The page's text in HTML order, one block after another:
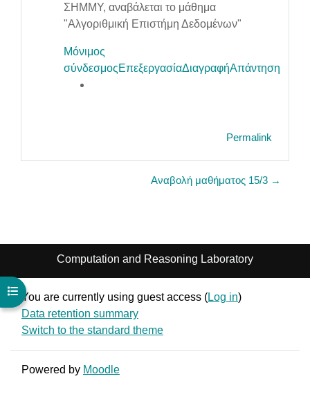
Open course index
ΣΗΜΜΥ, αναβάλεται το μάθημα
"Αλγοριθμική Επιστήμη Δεδομένων"
Μόνιμος
σύνδεσμοςΕπεξεργασίαΔιαγραφήΑπάντηση
Permalink
Αναβολή μαθήματος 15/3 →
Computation and Reasoning Laboratory
You are currently using guest access (Log in)
Data retention summary
Switch to the standard theme
Powered by Moodle